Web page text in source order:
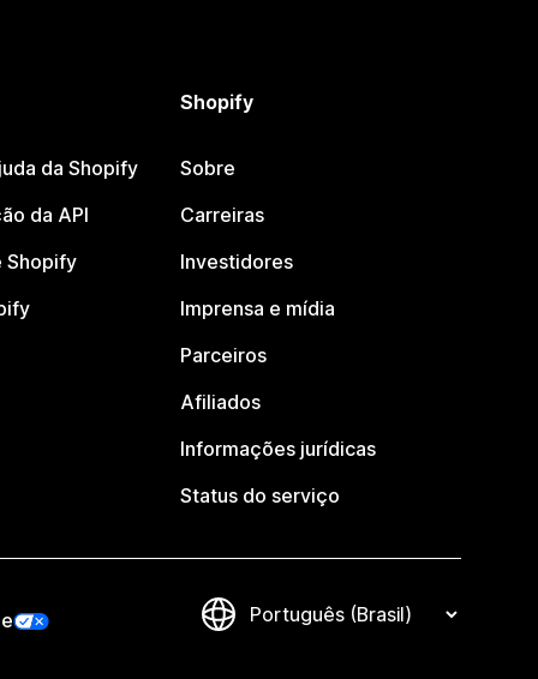
da Shopify
da API
Shopify
Shopify
Sobre
Carreiras
Investidores
Imprensa e mídia
Parceiros
Afiliados
Informações jurídicas
Status do serviço